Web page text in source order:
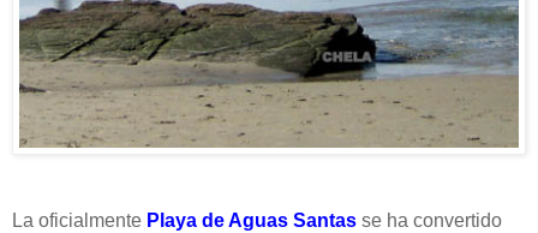
La oficialmente Playa de Aguas Santas se ha convertido